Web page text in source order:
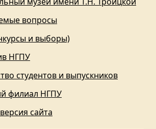
вопросы
и выборы)
НГПУ
студентов и выпускников
филиал НГПУ
сайта